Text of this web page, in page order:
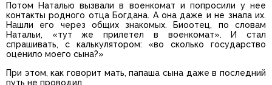
Потом Наталью вызвали в военкомат и попросили у нее
контакты родного отца Богдана. А она даже и не знала их.
Нашли его через общих знакомых. Биоотец, по словам
Натальи, «тут же прилетел в военкомат». И стал
спрашивать, с калькулятором: «во сколько государство
оценило моего сына?»
При этом, как говорит мать, папаша сына даже в последний
путь не проводил.